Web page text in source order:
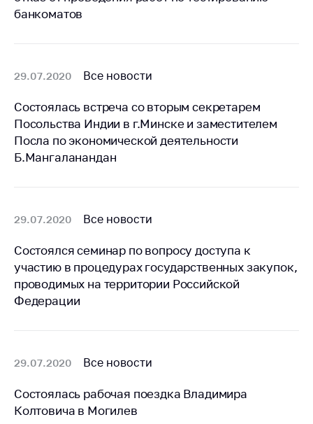
Горячая линия
Сообщить о росте
Сообщить о росте
цен на лекарства и
медицинские
Адрес и режим
Приемная
Министра
Горячая линия
государственный
Важное на сайте
банкоматов
29.07.2020 Все новости
Состоялась встреча со вторым секретарем
Посольства Индии в г.Минске и заместителем
Посла по экономической деятельности
Б.Мангаланандан
29.07.2020 Все новости
Состоялся семинар по вопросу доступа к
участию в процедурах государственных закупок,
проводимых на территории Российской
Федерации
29.07.2020 Все новости
Состоялась рабочая поездка Владимира
Колтовича в Могилев